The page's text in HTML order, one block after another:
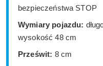
bezpieczeństwa STOP
Wymiary pojazdu:
wysokość 48 cm
Prześwit: 8 cm